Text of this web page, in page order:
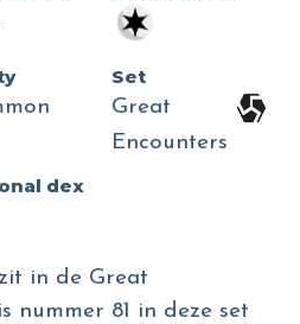
Set
Great
Encounters
dex
in de Great
nummer 81 in deze set